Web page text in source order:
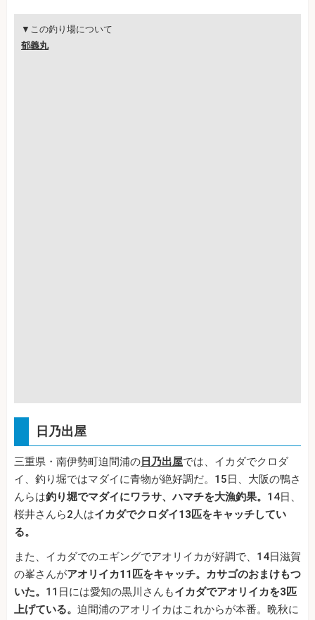
▼この釣り場について
郁義丸
日乃出屋
三重県・南伊勢町迫間浦の 日乃出屋では、イカダでクロダ
イ、釣り堀ではマダイに青物が絶好調だ。15日、大阪の鴨さ
んらは釣り堀でマダイにワラサ、ハマチを大漁釣果。 14日、
桜井さんら2人はイカダでクロダイ13匹をキャッチしてい
る。
また、イカダでのエギングでアオリイカが好調で、14日滋賀
の峯さんがアオリイカ11匹をキャッチ。カサゴのおまけもつ
いた。 11日には愛知の黒川さんもイカダでアオリイカを3匹
上げている。 迫間浦のアオリイカはこれからが本番。晩秋に